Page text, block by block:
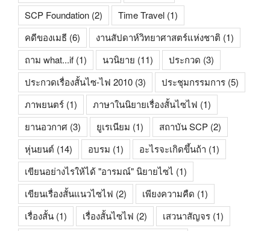
SCP Foundation (2) Time Travel (1)
คดีของเมธี (6) งานสัปดาห์วิทยาศาสตร์แห่งชาติ (1)
ถาม what...if (1) นวนิยาย (11) ประกวด (3)
ประกวดเรื่องสั้นไซ-ไฟ 2010 (3) ประชุมกรรมการ (5)
ภาพยนตร์ (1) ภาษาในนิยายเรื่องสั้นไซไฟ (1)
ยานอวกาศ (3) ยูเรเนียม (1) สถาบัน SCP (2)
หุ่นยนต์ (14) อบรม (1) อะไรจะเกิดขึ้นถ้า (1)
เขียนอย่างไรให้ได้ "อารมณ์" นิยายไซไ (1)
เขียนเรื่องสั้นแนวไซไฟ (2) เพียงความคืด (1)
เรื่องสั้น (1) เรื่องสั้นไซไฟ (2) เสวนาสัญจร (1)